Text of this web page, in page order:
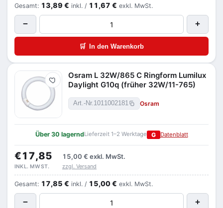
Gesamt: 13,89 € inkl. / 11,67 € exkl. MwSt.
− +
🛒 In den Warenkorb
Merken
Osram L 32W/865 C Ringform Lumilux
Daylight G10q (früher 32W/11-765)
Art.-Nr.1011002181 Osram
Über 30 lagerndLieferzeit 1–2 Werktage G Datenblatt
€17,85 15,00 € exkl. MwSt.
INKL. MWST. zzgl. Versand
Gesamt: 17,85 € inkl. / 15,00 € exkl. MwSt.
− +